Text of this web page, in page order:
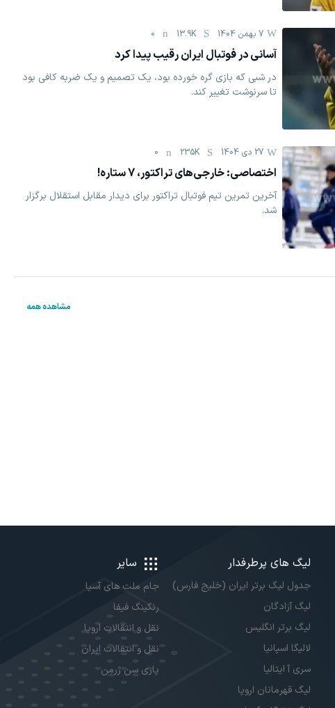
7 بهمن 1404 13.9K
0
آسانی در فوتبال ایران رقیب پیدا کرد
در شبی که بازی گره خورده بود، یک تصمیم و یک ضربه کافی بود
تا سرنوشت تغییر کند.
27 دی 1404 235K
0
اختصاصی: خارجی‌های تراکتور، 7 ستاره!
آخرین تمرین تیم فوتبال تراکتور برای دیدار مقابل استقلال برگزار
شد.
مشاهده همه
لیگ های پرطرفدار
جدول لیگ برتر ایران (خلیج فارس)
لیگ آزادگان
لیگ برتر انگلیس
لالیگا اسپانیا
سری آ ایتالیا
لیگ قهرمانان اروپا
سایر
جام ملت های آسیا
رنکینگ فیفا
نقل و انتقالات اروپا
نقل و انتقالات ایران
پاری سن ژرمن